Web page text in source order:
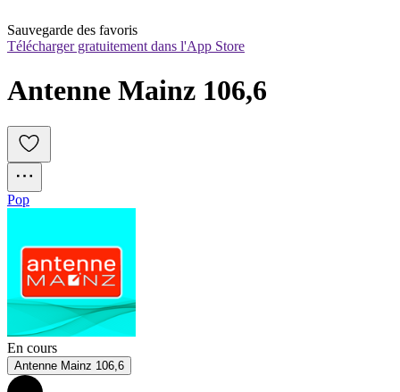
Sauvegarde des favoris
Télécharger gratuitement dans l'App Store
Antenne Mainz 106,6
Pop
En cours
Antenne Mainz 106,6